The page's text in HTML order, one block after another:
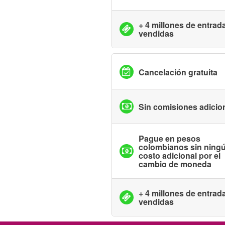
+ 4 millones de
vendidas
Cancelación gratuita
Sin comisiones
Pague en pesos
colombianos sin
costo adicional por el
cambio de moneda
+ 4 millones de
vendidas